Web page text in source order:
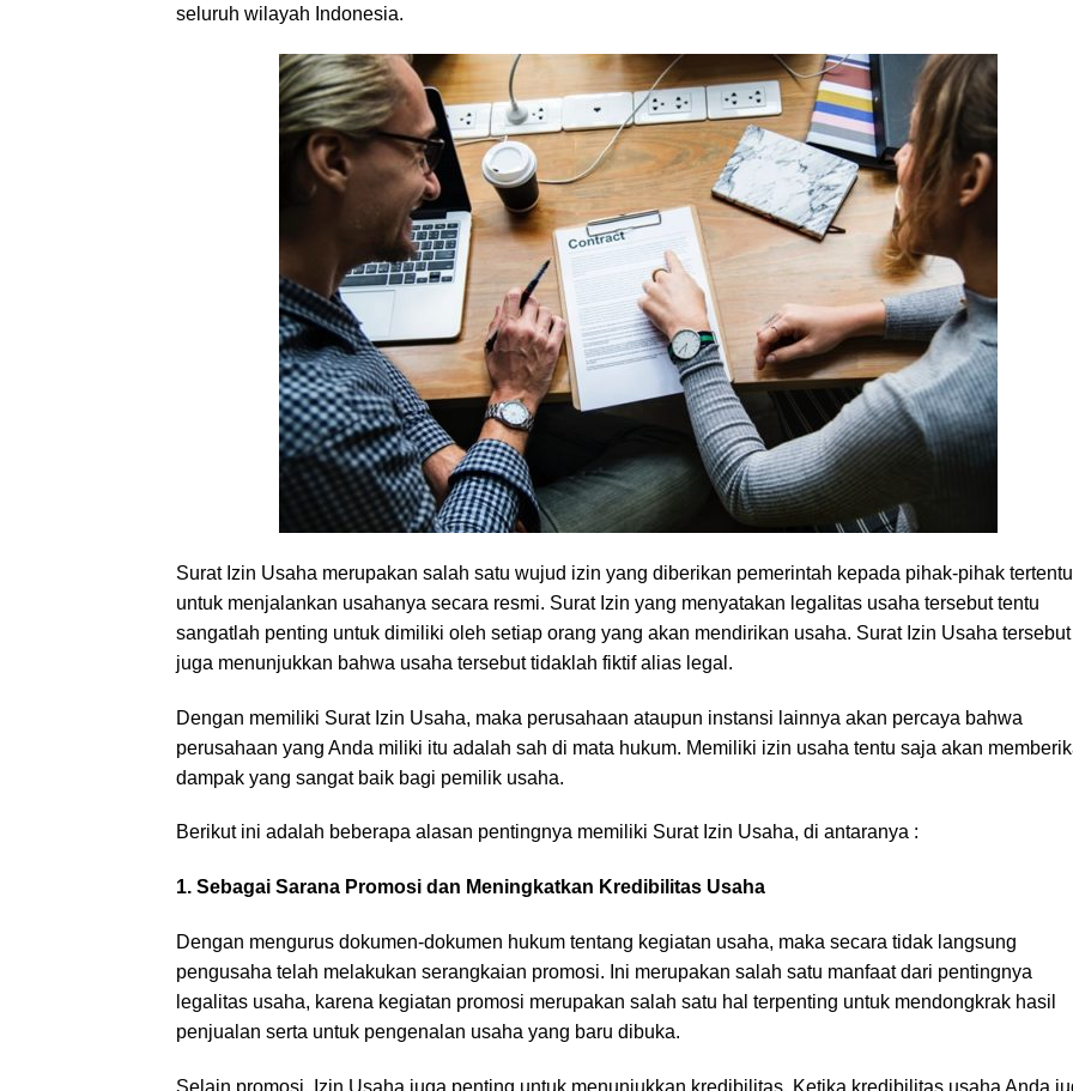
seluruh wilayah Indonesia.
Surat Izin Usaha merupakan salah satu wujud izin yang diberikan pemerintah kepada pihak-pihak tertentu
untuk menjalankan usahanya secara resmi. Surat Izin yang menyatakan legalitas usaha tersebut tentu
sangatlah penting untuk dimiliki oleh setiap orang yang akan mendirikan usaha. Surat Izin Usaha tersebut
juga menunjukkan bahwa usaha tersebut tidaklah fiktif alias legal.
Dengan memiliki Surat Izin Usaha, maka perusahaan ataupun instansi lainnya akan percaya bahwa
perusahaan yang Anda miliki itu adalah sah di mata hukum. Memiliki izin usaha tentu saja akan
dampak yang sangat baik bagi pemilik usaha.
Berikut ini adalah beberapa alasan pentingnya memiliki Surat Izin Usaha, di antaranya :
1. Sebagai Sarana Promosi dan Meningkatkan Kredibilitas Usaha
Dengan mengurus dokumen-dokumen hukum tentang kegiatan usaha, maka secara tidak langsung
pengusaha telah melakukan serangkaian promosi. Ini merupakan salah satu manfaat dari pentingnya
legalitas usaha, karena kegiatan promosi merupakan salah satu hal terpenting untuk mendongkrak hasil
penjualan serta untuk pengenalan usaha yang baru dibuka.
Selain promosi, Izin Usaha juga penting untuk menunjukkan kredibilitas. Ketika kredibilitas usaha Anda